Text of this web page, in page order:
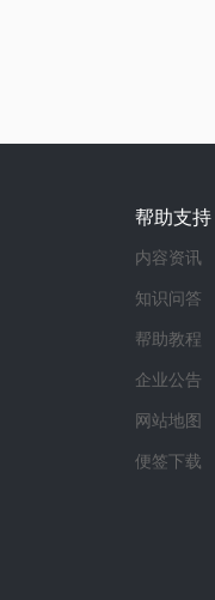
帮助支持
内容资讯
知识问答
帮助教程
企业公告
网站地图
便签下载